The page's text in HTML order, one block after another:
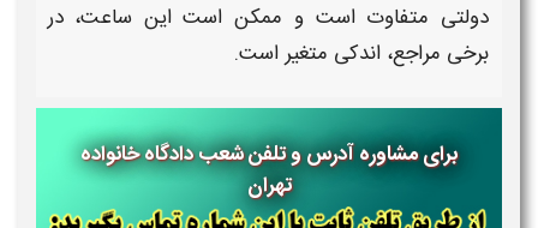
دولتی متفاوت است و ممکن است این ساعت، در
برخی مراجع، اندکی متغیر است.
برای مشاوره آدرس و تلفن شعب دادگاه خانواده
تهران